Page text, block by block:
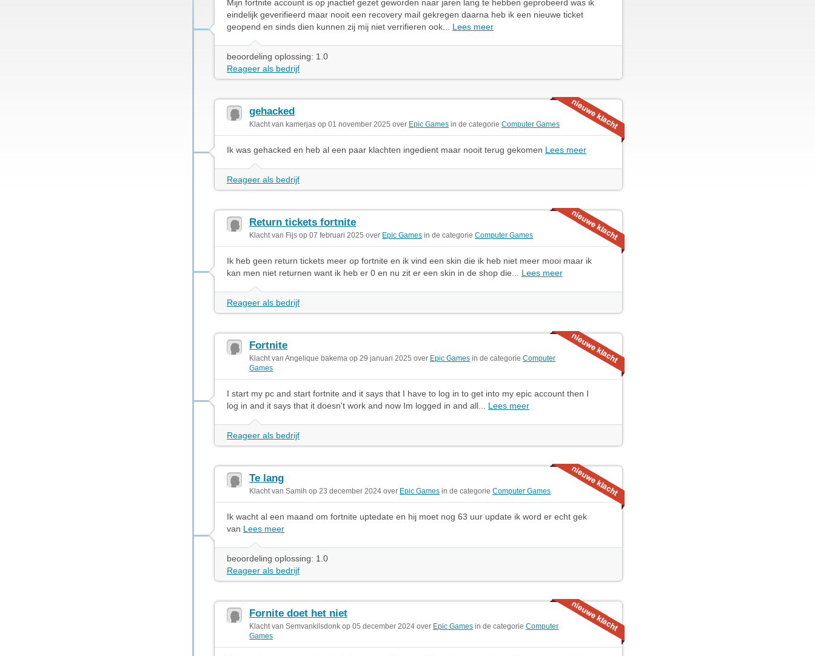
Mijn fortnite account is op jnactief gezet geworden naar jaren lang te hebben geprobeerd was ik
eindelijk geverifieerd maar nooit een recovery mail gekregen daarna heb ik een nieuwe ticket
geopend en sinds dien kunnen zij mij niet verrifieren ook... Lees meer
beoordeling oplossing: 1.0
Reageer als bedrijf
gehacked
Klacht van kamerjas op 01 november 2025 over Epic Games in de categorie Computer Games
Ik was gehacked en heb al een paar klachten ingedient maar nooit terug gekomen Lees meer
Reageer als bedrijf
Return tickets fortnite
Klacht van Fijs op 07 februari 2025 over Epic Games in de categorie Computer Games
Ik heb geen return tickets meer op fortnite en ik vind een skin die ik heb niet meer mooi maar ik
kan men niet returnen want ik heb er 0 en nu zit er een skin in de shop die... Lees meer
Reageer als bedrijf
Fortnite
Klacht van Angelique bakema op 29 januari 2025 over Epic Games in de categorie Computer
Games
I start my pc and start fortnite and it says that I have to log in to get into my epic account then I
log in and it says that it doesn't work and now Im logged in and all... Lees meer
Reageer als bedrijf
Te lang
Klacht van Samih op 23 december 2024 over Epic Games in de categorie Computer Games
Ik wacht al een maand om fortnite uptedate en hij moet nog 63 uur update ik word er echt gek
van Lees meer
beoordeling oplossing: 1.0
Reageer als bedrijf
Fornite doet het niet
Klacht van Semvankilsdonk op 05 december 2024 over Epic Games in de categorie Computer
Games